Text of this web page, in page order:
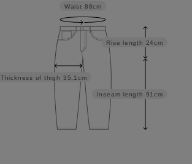
Inseam length 91cm
Rise length 24cm
Thickness of thigh 35.1cm
Waist 88cm